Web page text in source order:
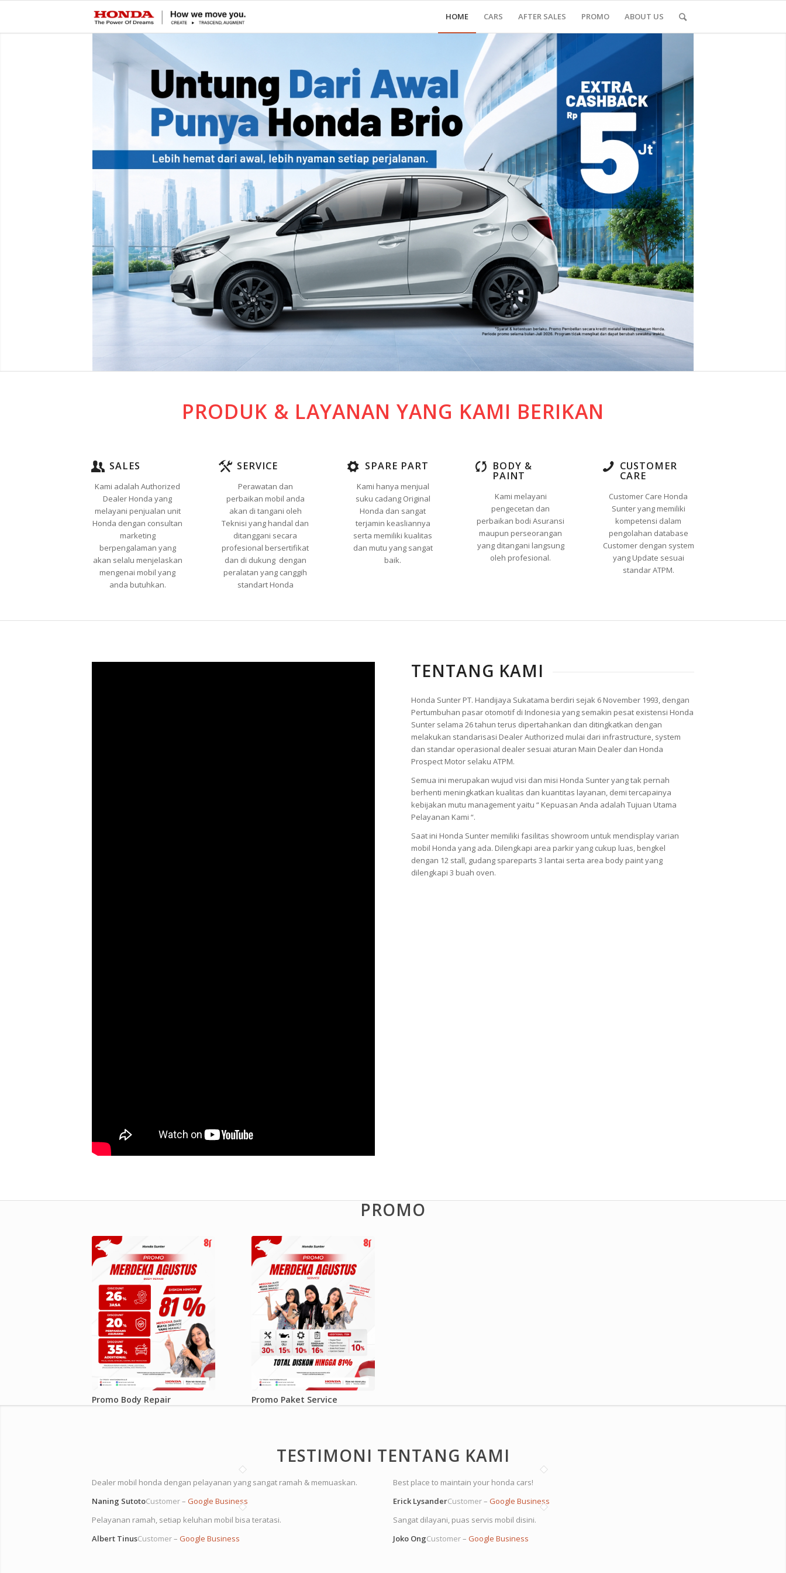
HOME CARS AFTER SALES PROMO ABOUT US
PRODUK & LAYANAN YANG KAMI BERIKAN
SALES
Kami adalah Authorized
Dealer Honda yang
melayani penjualan unit
Honda dengan consultan
marketing
berpengalaman yang
akan selalu menjelaskan
mengenai mobil yang
anda butuhkan.
SERVICE
Perawatan dan
perbaikan mobil anda
akan di tangani oleh
Teknisi yang handal dan
ditanggani secara
profesional bersertifikat
dan di dukung dengan
peralatan yang canggih
standart Honda
SPARE PART
Kami hanya menjual
suku cadang Original
Honda dan sangat
terjamin keasliannya
serta memiliki kualitas
dan mutu yang sangat
baik.
BODY &
PAINT
Kami melayani
pengecetan dan
perbaikan bodi Asuransi
maupun perseorangan
yang ditangani langsung
oleh profesional.
CUSTOMER
CARE
Customer Care Honda
Sunter yang memiliki
kompetensi dalam
pengolahan database
Customer dengan system
yang Update sesuai
standar ATPM.
TENTANG KAMI
Honda Sunter PT. Handijaya Sukatama berdiri sejak 6 November 1993, dengan
Pertumbuhan pasar otomotif di Indonesia yang semakin pesat existensi Honda
Sunter selama 26 tahun terus dipertahankan dan ditingkatkan dengan
melakukan standarisasi Dealer Authorized mulai dari infrastructure, system
dan standar operasional dealer sesuai aturan Main Dealer dan Honda
Prospect Motor selaku ATPM.
Semua ini merupakan wujud visi dan misi Honda Sunter yang tak pernah
berhenti meningkatkan kualitas dan kuantitas layanan, demi tercapainya
kebijakan mutu management yaitu “ Kepuasan Anda adalah Tujuan Utama
Pelayanan Kami “.
Saat ini Honda Sunter memiliki fasilitas showroom untuk mendisplayvarian
mobil Honda yang ada. Dilengkapi area parkir yang cukup luas, bengkel
dengan 12 stall, gudang spareparts 3 lantai serta area body paintyang
dilengkapi 3 buah oven.
PROMO
Promo Body Repair Promo Paket Service
TESTIMONI TENTANG KAMI
Dealer mobil honda dengan pelayanan yang sangat ramah & memuaskan.
Naning SutotoCustomer– Google Business
Best place to maintain your honda cars!
Erick LysanderCustomer– Google Business
Pelayanan ramah, setiap keluhan mobil bisa teratasi.
Albert TinusCustomer– Google Business
Sangat dilayani, puas servis mobil disini.
Joko OngCustomer– Google Business